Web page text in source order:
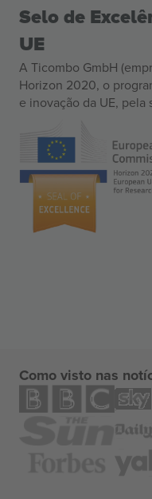
Selo de
UE
A Ticombo GmbH
Horizon 2020, o
e inovação da UE, pela
Como visto nas